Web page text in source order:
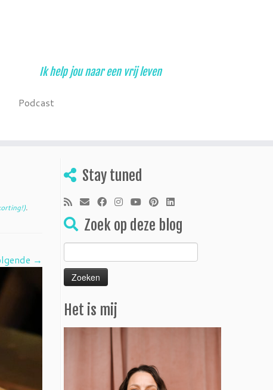
Ik help jou naar een vrij leven
Podcast
.
→
Stay tuned
Zoek op deze blog
Zoeken
naar:
Het is mij